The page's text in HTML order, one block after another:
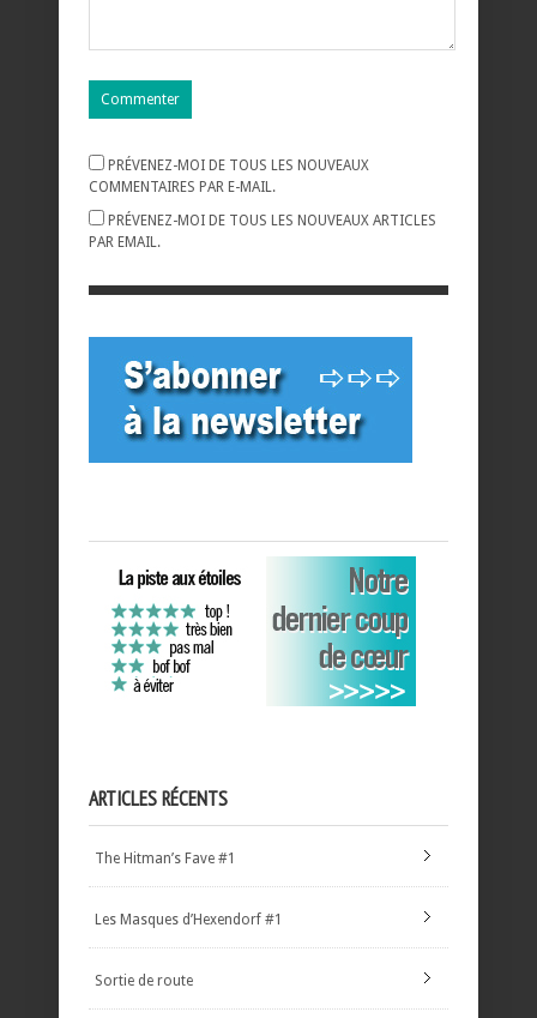
PRÉVENEZ-MOI DE TOUS LES NOUVEAUX
COMMENTAIRES PAR E-MAIL.
PRÉVENEZ-MOI DE TOUS LES NOUVEAUX ARTICLES
PAR EMAIL.
ARTICLES RÉCENTS
The Hitman’s Fave #1
Les Masques d’Hexendorf #1
Sortie de route